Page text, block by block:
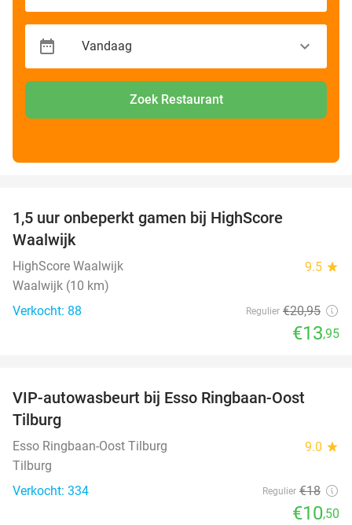
Zoek Restaurant
1,5 uur onbeperkt gamen bij HighScore
Waalwijk
HighScore Waalwijk 9.5 star
Waalwijk (10 km)
Verkocht: 88
Regulier €20,95
€13,95
42%
VIP-autowasbeurt bij Esso Ringbaan-Oost
Tilburg
Esso Ringbaan-Oost Tilburg 9.0 star
Tilburg
Verkocht: 334
Regulier €18
€10,50